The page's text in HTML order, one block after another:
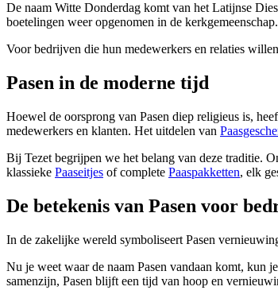
De naam Witte Donderdag komt van het Latijnse
boetelingen weer opgenomen in de kerkgemeenschap.
Voor bedrijven die hun medewerkers en relaties
Pasen in de moderne tijd
Hoewel de oorsprong van Pasen diep religieus is,
medewerkers en klanten. Het uitdelen van
Bij Tezet begrijpen we het belang van deze traditie.
klassieke Paaseitjes of complete Paaspakketten, elk
De betekenis van Pasen voor
In de zakelijke wereld symboliseert Pasen
Nu je weet waar de naam Pasen vandaan komt, kun
samenzijn, Pasen blijft een tijd van hoop en